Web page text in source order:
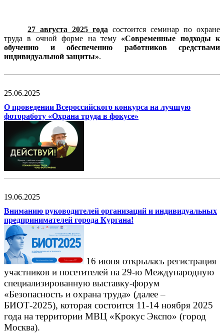
27 августа 2025 года состоится семинар по охране
труда в очной форме на тему «Современные подходы к
обучению и обеспечению работников средствами
индивидуальной защиты».
25.06.2025
О проведении Всероссийского конкурса на лучшую
фотоработу «Охрана труда в фокусе»
19.06.2025
Вниманию руководителей организаций и индивидуальных
предпринимателей города Кургана!
16 июня открылась регистрация
участников и посетителей на 29-ю Международную
специализированную выставку-форум
«Безопасность и охрана труда» (далее –
БИОТ-2025), которая состоится 11-14 ноября 2025
года на территории МВЦ «Крокус Экспо» (город
Москва).